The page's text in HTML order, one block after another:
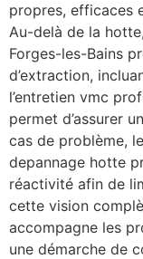
propres, efficaces
Au-delà de la
Forges-les-Bains
d’extraction,
l’entretien vmc
permet d’assurer
cas de problème,
depannage hotte
réactivité afin de
cette vision
accompagne les
une démarche de